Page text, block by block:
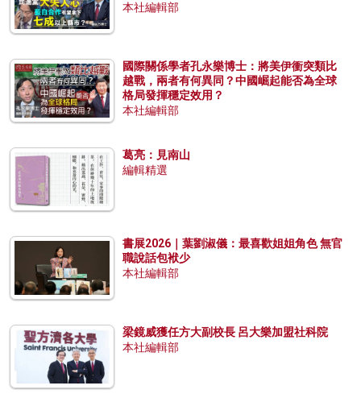
本社編輯部
國際關係學者孔永樂博士：將美伊衝突類比
越戰，兩者有何異同？中國崛起能否為全球
格局發揮穩定效用？
本社編輯部
葛亮：見南山
編輯精選
書展2026｜葉劉淑儀：最喜歡姐姐角色 無官
職說話包袱少
本社編輯部
梁鏡威獲任方大副校長 呂大樂加盟社科院
本社編輯部